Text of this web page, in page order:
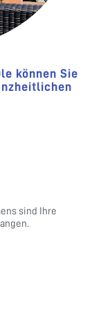
können Sie
sind Ihre